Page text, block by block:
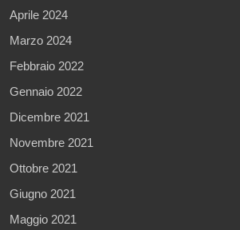
Aprile 2024
Marzo 2024
Febbraio 2022
Gennaio 2022
Dicembre 2021
Novembre 2021
Ottobre 2021
Giugno 2021
Maggio 2021